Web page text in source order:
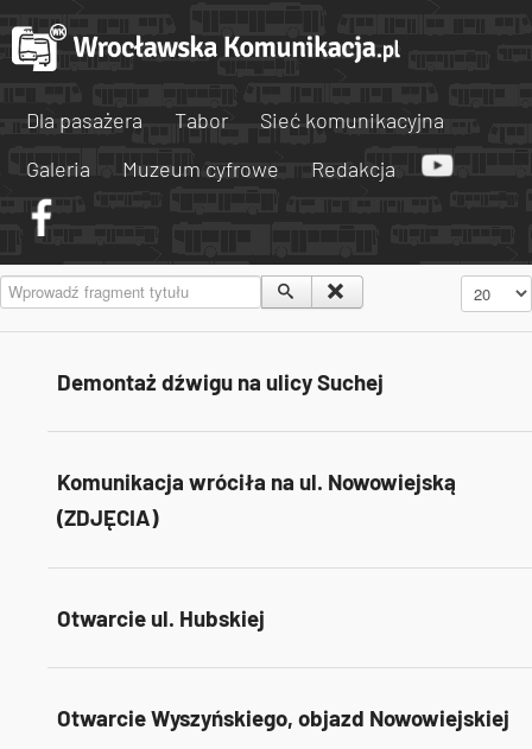
Dla pasażera Tabor
Sieć komunikacyjna
Galeria
Muzeum cyfrowe Redakcja
Wprowadź fragment tytułu Pokaż #
Demontaż dźwigu na ulicy Suchej
Komunikacja wróciła na ul. Nowowiejską
(ZDJĘCIA)
Otwarcie ul. Hubskiej
Otwarcie Wyszyńskiego, objazd Nowowiejskiej